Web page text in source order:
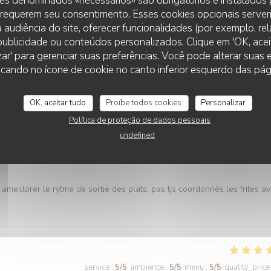
seu consentimento. Esses cookies opcionais
audiência do site, oferecer funcionalidades (por exemplo,
ou conteúdos personalizados. Clique em 'OK,
para gerenciar suas preferências. Você pode alterar suas
no ícone de cookie no canto inferior esquerdo das
OK, aceitar tudo Proíbe todos cookies
Personalizar
Política de proteção de dados pessoais
undefined
service:5 /5 ambience:5/5 menu: 5 /5 quality_price
plats tous délicieux,un personnel attentionné et réactif !! On
le rytme de sortie des plats, pas tjs coordonnés les frites
service : 5/5 ambience : 5/5 menu : 5/5 quality_price